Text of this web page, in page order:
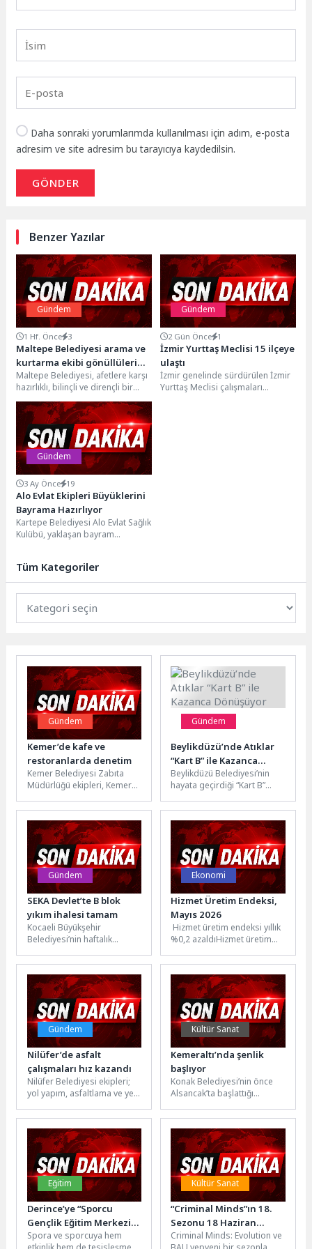
Daha sonraki yorumlarımda kullanılması için adım, e-posta
adresim ve site adresim bu tarayıcıya kaydedilsin.
GÖNDER
Benzer Yazılar
Gündem
1 Hf. Önce 3
Maltepe Belediyesi arama ve
kurtarma ekibi gönüllülerini
arıyor
Maltepe Belediyesi, afetlere karşı
hazırlıklı, bilinçli ve dirençli bir
kent oluşturma hedefi
doğrultusunda Maltepe
Belediyesi...
Gündem
2 Gün Önce 1
İzmir Yurttaş Meclisi 15 ilçeye
ulaştı
İzmir genelinde sürdürülen İzmir
Yurttaş Meclisi çalışmaları
Gündem
3 Ay Önce 19
Alo Evlat Ekipleri Büyüklerini
Bayrama Hazırlıyor
Kartepe Belediyesi Alo Evlat Sağlık
Kulübü, yaklaşan bayram
Tüm Kategoriler
Gündem
Kemer’de kafe ve
restoranlarda denetim
Kemer Belediyesi Zabıta
Müdürlüğü ekipleri, Kemer
restoranlarda denetim
yaptı. Kemer Belediyesi
gıda...
Gündem
Beylikdüzü’nde Atıklar
“Kart B” ile Kazanca
Dönüşüyor
Beylikdüzü Belediyesi’nin
hayata geçirdiği “Kart B”
dönüştürülebilir atıklarını
teslim eden vatandaşlar,
kilogram başına...
Gündem
SEKA Devlet’te B blok
yıkım ihalesi tamam
Kocaeli Büyükşehir
Belediyesi’nin haftalık
Devlet Hastanesi B blokunun
yıkım ihalesi gündeme
geldi....
Ekonomi
Hizmet Üretim Endeksi,
Mayıs 2026
Hizmet üretim endeksi yıllık
%0,2 azaldıHizmet üretim
Mayıs ayında bir önceki...
Gündem
Nilüfer’de asfalt
çalışmaları hız kazandı
Nilüfer Belediyesi ekipleri;
yol yapım, asfaltlama ve yeni
sürdürüyor. İlçe genelindeki
çalışmalarda...
Kültür Sanat
Kemeraltı’nda şenlik
başlıyor
Konak Belediyesi’nin önce
Alsancak’ta başlattığı
esnaftan gelen olumlu
tepkiler üzerine Kemeraltı’na
da...
Eğitim
Derince’ye “Sporcu
Gençlik Eğitim Merkezi”
geliyor
Spora ve sporcuya hem
Kültür Sanat
“Criminal Minds”ın 18.
Sezonu 18 Haziran
Perşembe 21.30’da FX
Criminal Minds: Evolution ve